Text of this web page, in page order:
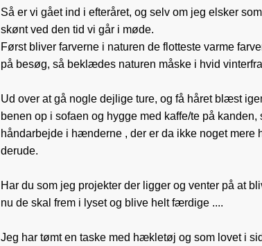
Så er vi gået ind i efteråret, og selv om jeg elsker
skønt ved den tid vi går i møde.
Først bliver farverne i naturen de flotteste varme
på besøg, så beklædes naturen måske i hvid
Ud over at gå nogle dejlige ture, og få håret blæst
benen op i sofaen og hygge med kaffe/te på kanden,
håndarbejde i hænderne , der er da ikke noget mere
derude.
Har du som jeg projekter der ligger og venter på at
nu de skal frem i lyset og blive helt færdige ....
Jeg har tømt en taske med hækletøj og som lovet i